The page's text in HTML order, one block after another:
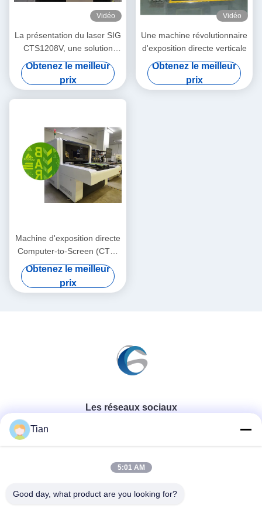
Vidéo
La présentation du laser SIG
CTS1208V, une solution
révolutionnaire d'imagerie de
l'ordinateur à l'écran (CTS)
Obtenez le meilleur
prix
Vidéo
Une machine révolutionnaire
d'exposition directe verticale
Obtenez le meilleur
prix
Machine d'exposition directe
Computer-to-Screen (CTS)
2540 dpi GIS Laser
CTS1010M
Obtenez le meilleur
prix
Les réseaux sociaux
86--13625276829
Tian
5:01 AM
Good day, what product are you looking for?